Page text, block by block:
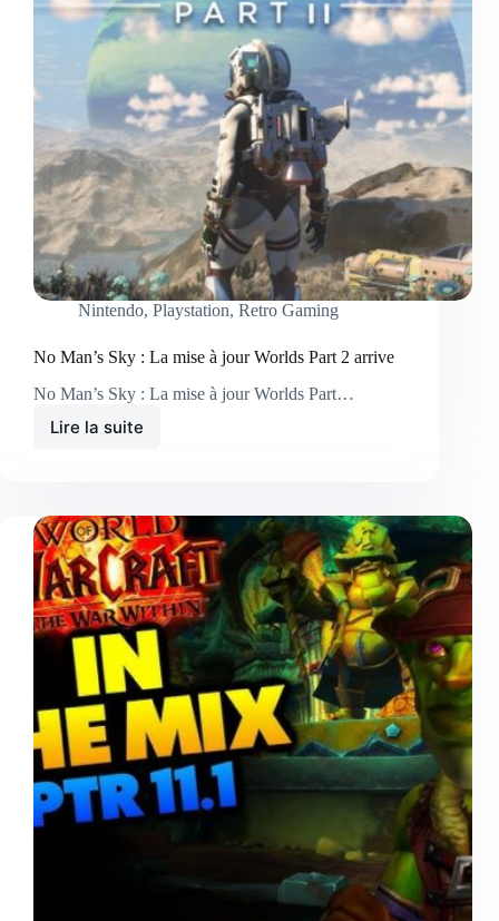
Nintendo, Playstation, Retro Gaming
No Man’s Sky : La mise à jour Worlds Part 2 arrive
No Man’s Sky : La mise à jour Worlds Part…
Lire la suite